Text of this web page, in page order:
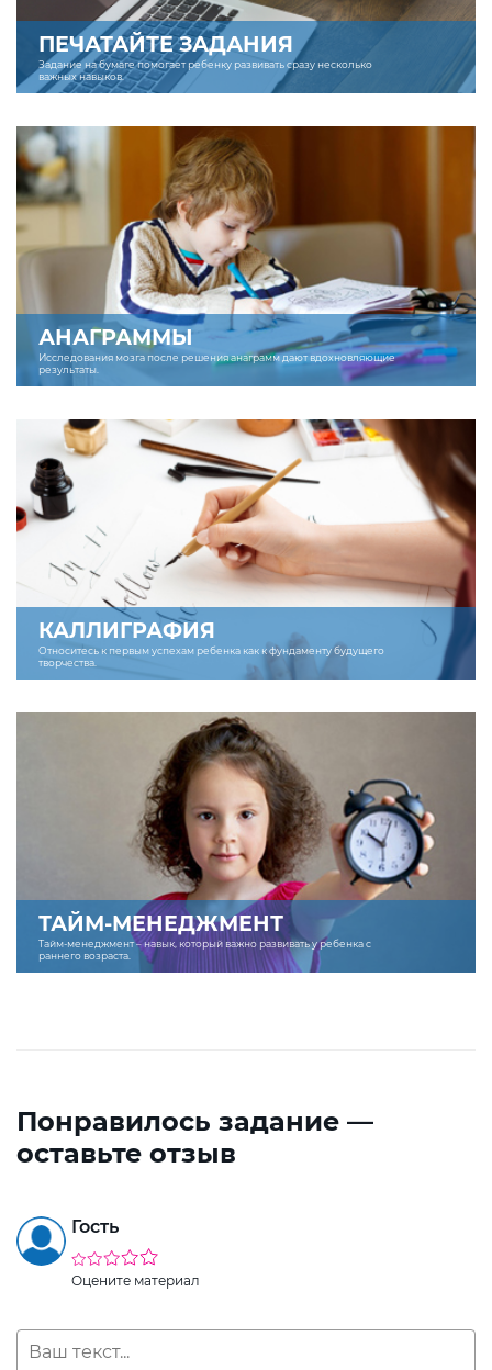
ПЕЧАТАЙТЕ ЗАДАНИЯ
Задание на бумаге помогает ребенку развивать сразу несколько
важных навыков.
АНАГРАММЫ
Исследования мозга после решения анаграмм дают вдохновляющие
результаты.
КАЛЛИГРАФИЯ
Относитесь к первым успехам ребенка как к фундаменту будущего
творчества.
ТАЙМ-МЕНЕДЖМЕНТ
Тайм-менеджмент – навык, который важно развивать у ребенка с
раннего возраста.
Понравилось задание —
оставьте отзыв
Гость
Оцените материал